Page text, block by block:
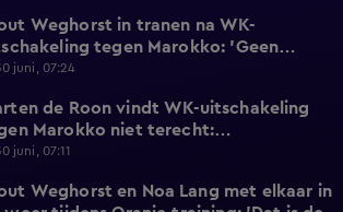
Weghorst in tranen na WK-
tegen Marokko: 'Geen
rekening mee gehouden'
juni, 07:24
de Roon vindt WK-uitschakeling
Marokko niet terecht:
pot'
juni, 07:11
Weghorst en Noa Lang met elkaar in